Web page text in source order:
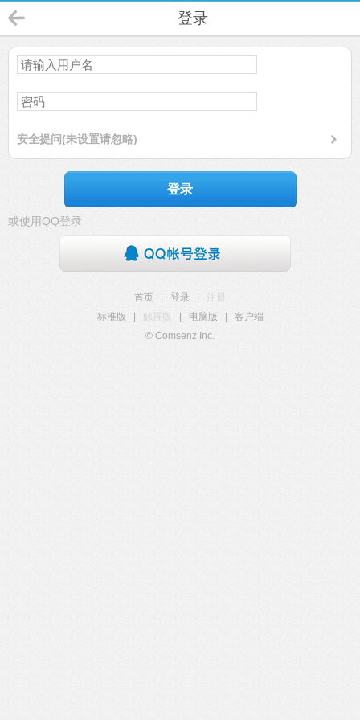
登录
安全提问(未设置请忽略)
登录
或使用QQ登录
首页 登录
注册
标准版
触屏版 电脑版
客户端
© Comsenz Inc.